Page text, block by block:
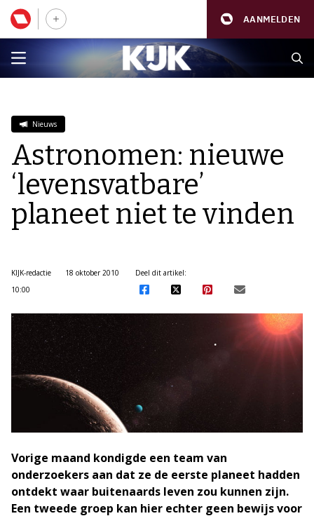
AANMELDEN
Nieuws
Astronomen: nieuwe
‘levensvatbare’
planeet niet te vinden
KIJK-redactie
18 oktober 2010
10:00
Deel dit artikel:
Vorige maand kondigde een team van
onderzoekers aan dat ze de eerste planeet hadden
ontdekt waar buitenaards leven zou kunnen zijn.
Een tweede groep kan hier echter geen bewijs voor